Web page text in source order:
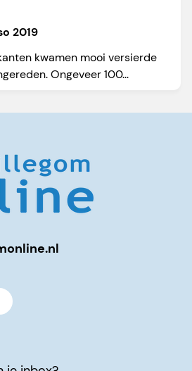
2019
kwamen mooi versierde
Ongeveer 100...